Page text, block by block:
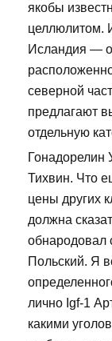
якобы
целлюлитом.
Исландия —
северной
предлагают
отдельную
Гонадорелин
Тихвин. Что
цены других
должна
обнародовал
Польский. Я
лично Igf-1
какими